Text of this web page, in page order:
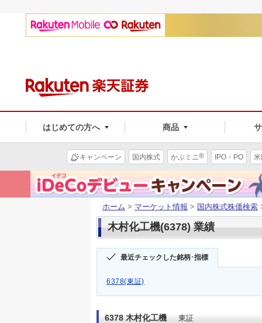
はじめての方へ 商品
キャンペーン 国内株式 かぶミニ® IPO・PO
ホーム > マーケット情報 > 国内株式株価検索
木村化工機(6378) 業績
最近チェックした銘柄･指標
6378(東証)
6378 木村化工機 東証